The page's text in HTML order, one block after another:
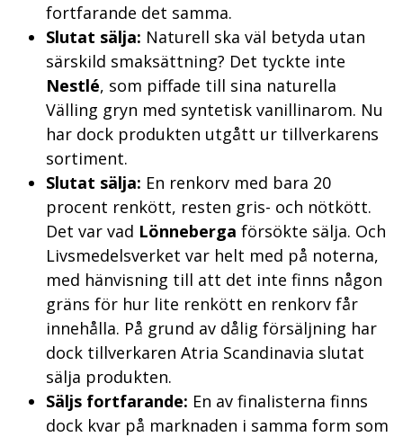
fortfarande det samma.
Slutat sälja: Naturell ska väl betyda utan
särskild smaksättning? Det tyckte inte
Nestlé, som piffade till sina naturella
Välling gryn med syntetisk vanillinarom. Nu
har dock produkten utgått ur tillverkarens
sortiment.
Slutat sälja: En renkorv med bara 20
procent renkött, resten gris- och nötkött.
Det var vad Lönnebergaförsökte sälja. Och
Livsmedelsverket var helt med på noterna,
med hänvisning till att det inte finns någon
gräns för hur lite renkött en renkorv får
innehålla. På grund av dålig försäljning har
dock tillverkaren Atria Scandinavia slutat
sälja produkten.
Säljs fortfarande: En av finalisterna finns
dock kvar på marknaden i samma form som